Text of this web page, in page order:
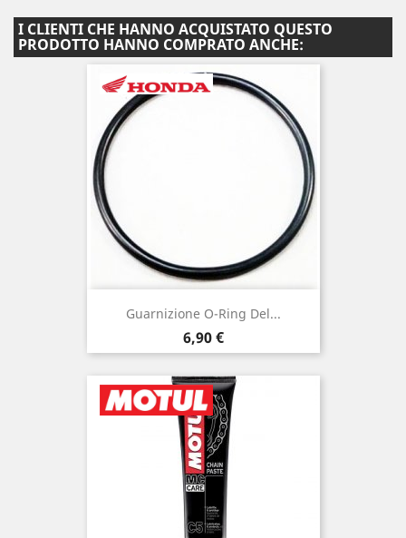
I CLIENTI CHE HANNO ACQUISTATO QUESTO
PRODOTTO HANNO COMPRATO ANCHE:
Guarnizione O-Ring Del...
Prezzo
6,90 €